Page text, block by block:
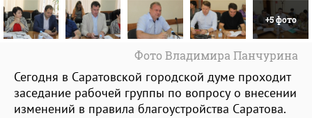
+5 фото
Фото Владимира Панчурина
Сегодня в Саратовской городской думе проходит
заседание рабочей группы по вопросу о внесении
изменений в правила благоустройства Саратова.